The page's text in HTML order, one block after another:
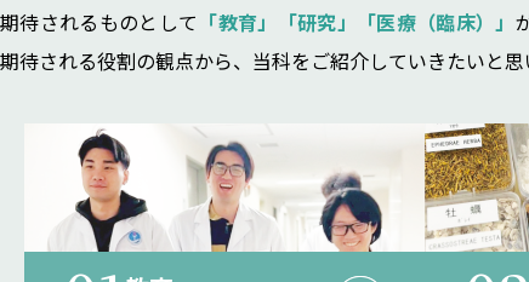
期待されるものとして 「教育」「研究」「医療（臨床）」
期待される役割の観点から、当科をご紹介していきたいと思